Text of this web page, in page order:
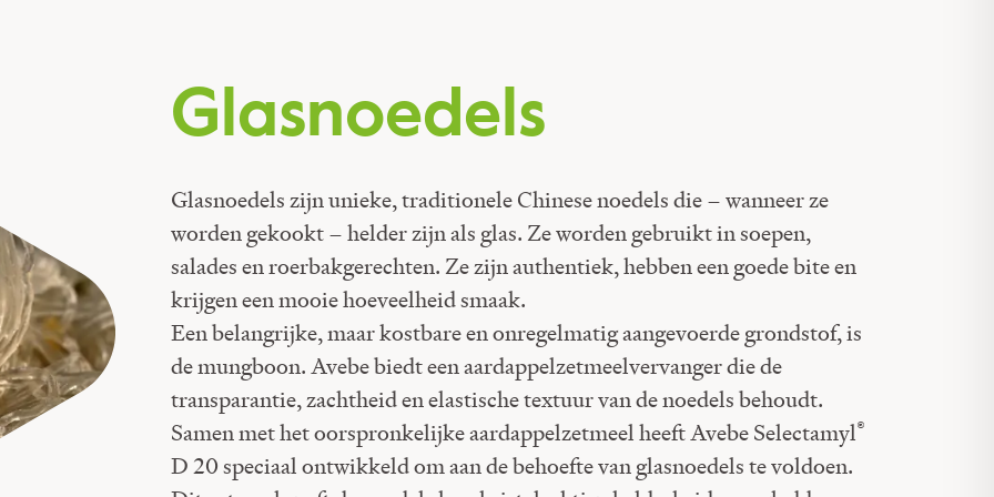
Glasnoedels
Glasnoedels zijn unieke, traditionele Chinese noedels die – wanneer ze
worden gekookt – helder zijn als glas. Ze worden gebruikt in soepen,
salades en roerbakgerechten. Ze zijn authentiek, hebben een goede bite en
krijgen een mooie hoeveelheid smaak.
Een belangrijke, maar kostbare en onregelmatig aangevoerde grondstof, is
de mungboon. Avebe biedt een aardappelzetmeelvervanger die de
transparantie, zachtheid en elastische textuur van de noedels behoudt.
Samen met het oorspronkelijke aardappelzetmeel heeft Avebe Selectamyl®
D 20 speciaal ontwikkeld om aan de behoefte van glasnoedels te voldoen.